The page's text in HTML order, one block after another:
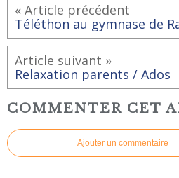
« Article précédent
Téléthon au gymnase de
Article suivant »
Relaxation parents / Ados
COMMENTER CET
Ajouter un commentaire